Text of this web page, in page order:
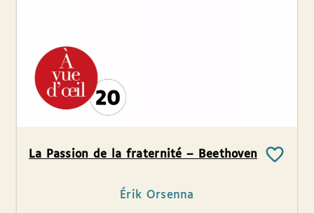
La Passion de la fraternité – Beethoven
Érik Orsenna